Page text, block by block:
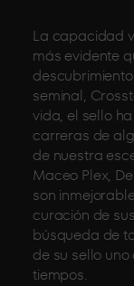
La capacidad
más evidente
seminal,
vida, el sello
carreras de
de nuestra
Maceo Plex,
son
curación de
búsqueda de
de su sello
tiempos.